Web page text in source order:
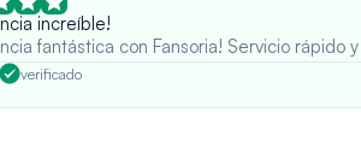
increíble!
fantástica con Fansoria! Servicio
verificado